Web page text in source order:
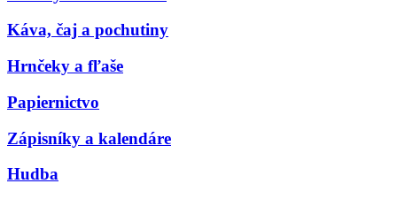
Káva, čaj a pochutiny
Hrnčeky a fľaše
Papiernictvo
Zápisníky a kalendáre
Hudba